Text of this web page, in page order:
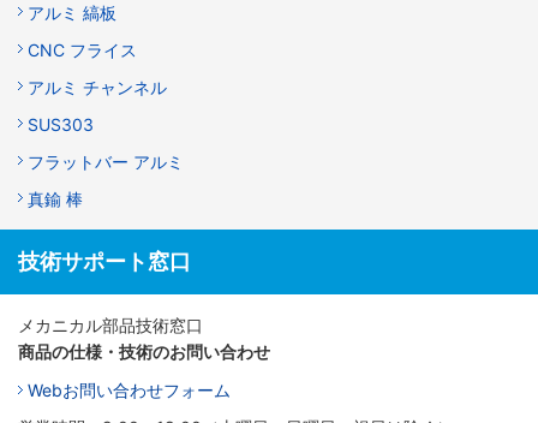
アルミ 縞板
CNC フライス
アルミ チャンネル
SUS303
フラットバー アルミ
真鍮 棒
技術サポート窓口
メカニカル部品技術窓口
商品の仕様・技術のお問い合わせ
Webお問い合わせフォーム